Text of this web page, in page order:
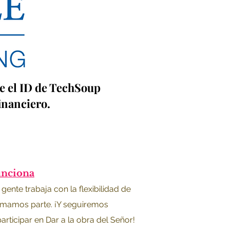
el ID de TechSoup
trabaja con la flexibilidad de
parte. ¡Y seguiremos
en Dar a la obra del Señor!